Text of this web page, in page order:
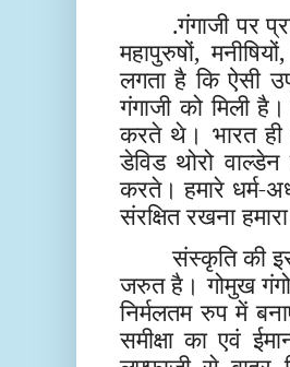
.गंगाजी पर
महापुरुषों,
लगता है कि ऐसी
गंगाजी को मिली
करते थे। भारत ही
डेविड थोरो
करते। हमारे धर्म-
संरक्षित रखना
संस्कृति की
जरुत है। गोमुख
निर्मलतम रुप में
समीक्षा का एवं